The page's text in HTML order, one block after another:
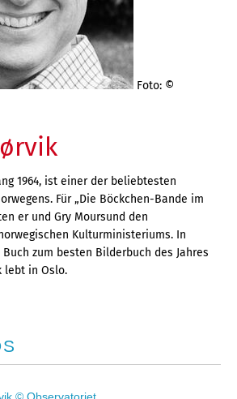
Foto: ©
1964, ist einer der beliebtesten
Für „Die Böckchen-Bande im
er und Gry Moursund den
Kulturministeriums. In
zum besten Bilderbuch des Jahres
lebt in Oslo.